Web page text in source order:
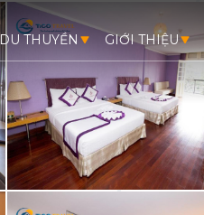
DU THUYỀN GIỚI THIỆU